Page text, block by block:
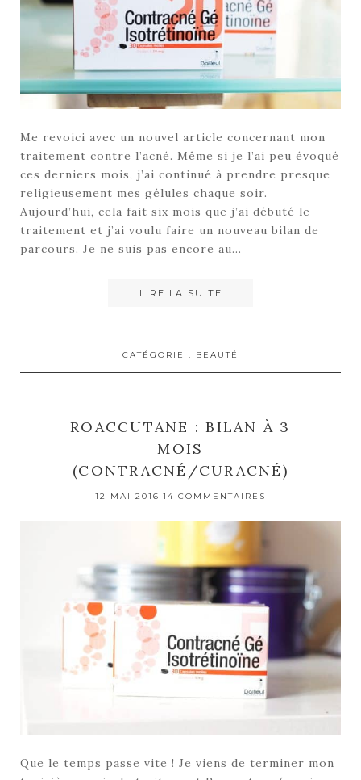
Me revoici avec un nouvel article concernant mon
traitement contre l’acné. Même si je l’ai peu évoqué
ces derniers mois, j’ai continué à prendre presque
religieusement mes gélules chaque soir.
Aujourd’hui, cela fait six mois que j’ai débuté le
traitement et j’ai voulu faire un nouveau bilan de
parcours. Je ne suis pas encore au…
LIRE LA SUITE
CATÉGORIE : BEAUTÉ
ROACCUTANE : BILAN À 3
MOIS
(CONTRACNÉ/CURACNÉ)
12 MAI 2016 14 COMMENTAIRES
Que le temps passe vite ! Je viens de terminer mon